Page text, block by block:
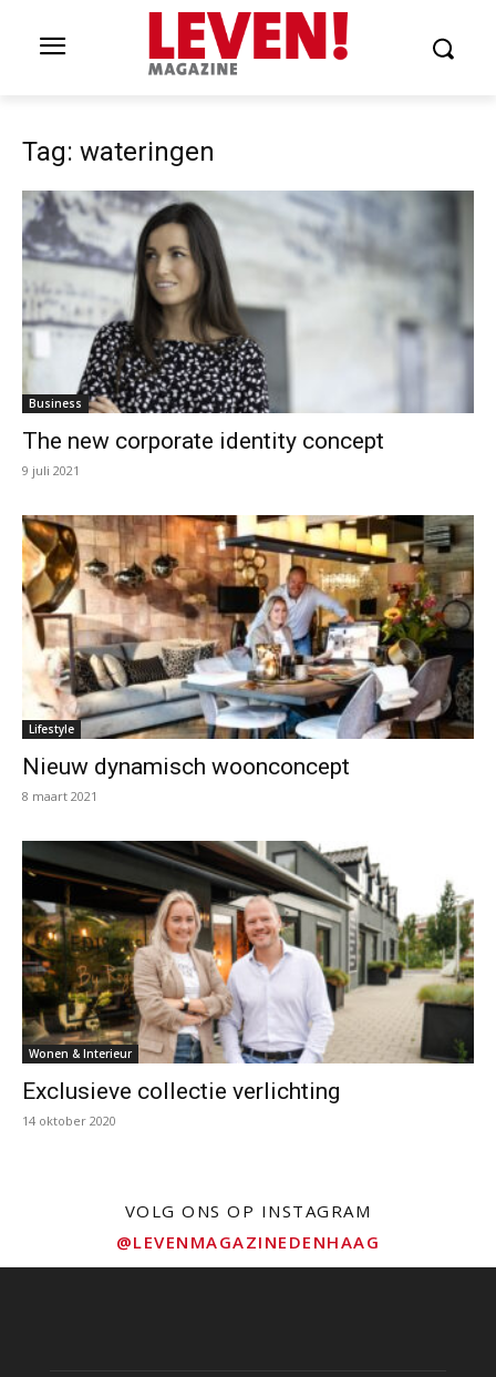
Tag: wateringen
Business
The new corporate identity concept
9 juli 2021
Lifestyle
Nieuw dynamisch woonconcept
8 maart 2021
Wonen & Interieur
Exclusieve collectie verlichting
14 oktober 2020
VOLG ONS OP INSTAGRAM
@LEVENMAGAZINEDENHAAG